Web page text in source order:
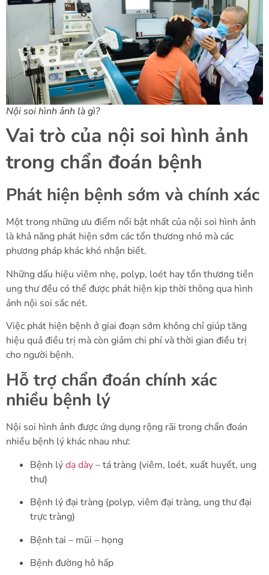
Nội soi hình ảnh là gì?
Vai trò của nội soi hình ảnh
trong chẩn đoán bệnh
Phát hiện bệnh sớm và chính xác
Một trong những ưu điểm nổi bật nhất của nội soi hình ảnh
là khả năng phát hiện sớm các tổn thương nhỏ mà các
phương pháp khác khó nhận biết.
Những dấu hiệu viêm nhẹ, polyp, loét hay tổn thương tiền
ung thư đều có thể được phát hiện kịp thời thông qua hình
ảnh nội soi sắc nét.
Việc phát hiện bệnh ở giai đoạn sớm không chỉ giúp tăng
hiệu quả điều trị mà còn giảm chi phí và thời gian điều trị
cho người bệnh.
Hỗ trợ chẩn đoán chính xác
nhiều bệnh lý
Nội soi hình ảnh được ứng dụng rộng rãi trong chẩn đoán
nhiều bệnh lý khác nhau như:
Bệnh lýdạ dày– tá tràng (viêm, loét, xuất huyết, ung
thư)
Bệnh lý đại tràng (polyp, viêm đại tràng, ung thư đại
trực tràng)
Bệnh tai – mũi – họng
Bệnh đường hô hấp